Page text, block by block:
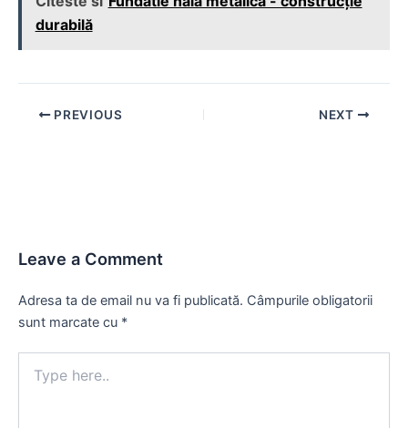
durabilă
Post PREVIOUS NEXT
Leave a Comment
Adresa ta de email nu va fi publicată. Câmpurile obligatorii
sunt marcate cu *
here..